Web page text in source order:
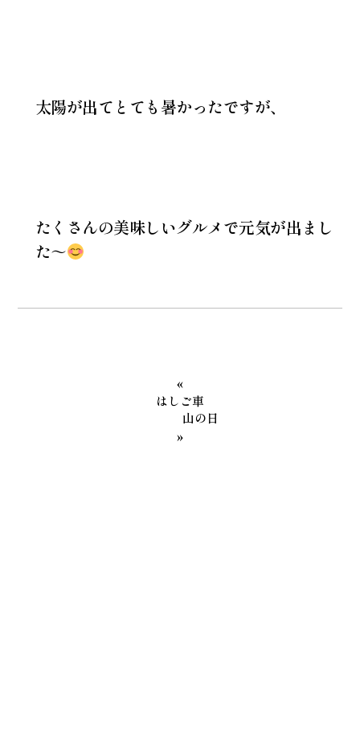
太陽が出てとても暑かったですが、
たくさんの美味しいグルメで元気が出まし
た～
«
はしご車
山の日
»